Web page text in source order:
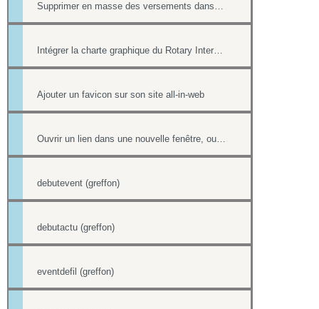
Ajouter un favicon sur son site all-in-web
debutevent (greffon)
debutactu (greffon)
eventdefil (greffon)